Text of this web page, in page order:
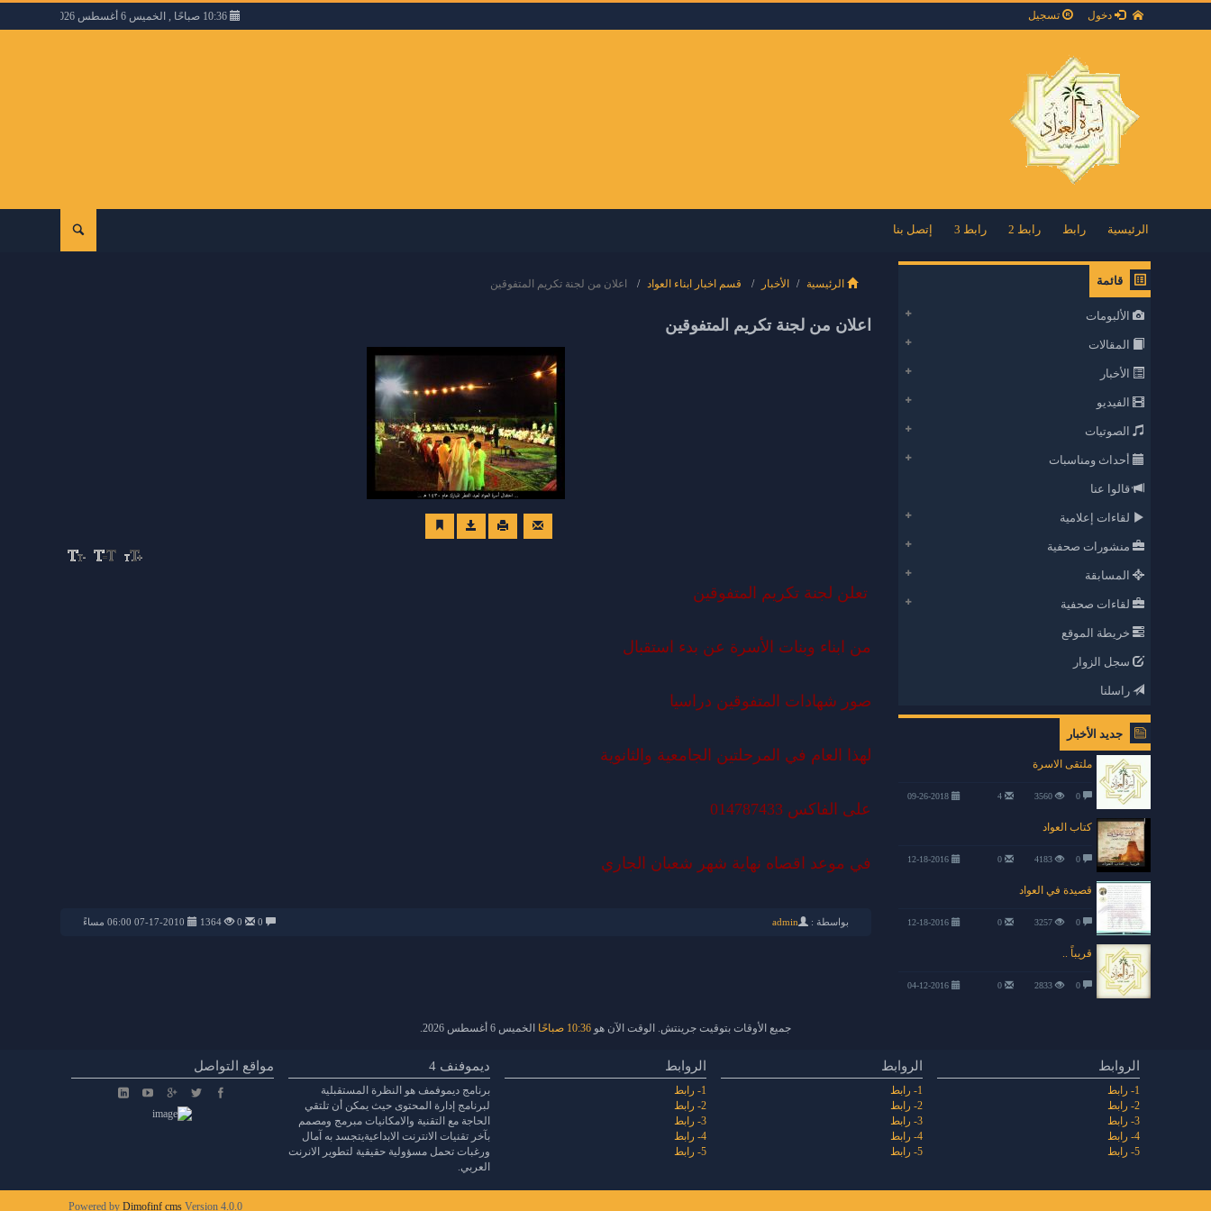
10:36 صباحًا , الخميس 6 أغسطس 2026 دخول تسجيل
الرئيسية رابط رابط 2 رابط 3 إتصل بنا
قائمة
الألبومات
المقالات
الأخبار
الفيديو
الصوتيات
أحداث ومناسبات
قالوا عنا
لقاءات إعلامية
منشورات صحفية
المسابقة
لقاءات صحفية
خريطة الموقع
سجل الزوار
راسلنا
جديد الأخبار
ملتقى الاسرة
09-26-2018 0
3560
4
كتاب العواد
12-18-2016 0
4183
0
قصيدة في العواد
12-18-2016 0
3257
0
قريباً ..
04-12-2016 0
2833
0
الرئيسية الأخبار قسم اخبار ابناء العواد اعلان من لجنة تكريم المتفوقين
اعلان من لجنة تكريم المتفوقين
تعلن لجنة تكريم المتفوقين
من ابناء وبنات الأسرة عن بدء استقبال
صور شهادات المتفوقين دراسيا
لهذا العام في المرحلتين الجامعية والثانوية
على الفاكس 014787433
في موعد اقصاه نهاية شهر شعبان الجاري
بواسطة : admin
0
0
1364 07-17-2010 06:00 مساءً
جميع الأوقات بتوقيت جرينتش. الوقت الآن هو 10:36 صباحًا الخميس 6 أغسطس 2026.
الروابط
1- رابط
2- رابط
3- رابط
4- رابط
5- رابط
الروابط
1- رابط
2- رابط
3- رابط
4- رابط
5- رابط
الروابط
1- رابط
2- رابط
3- رابط
4- رابط
5- رابط
ديموفنف 4
برنامج ديموفمف هو النظرة المستقبلية
لبرنامج إدارة المحتوى حيث يمكن أن تلتقي
الحاجة مع التقنية والامكانيات مبرمج ومصمم
بآخر تقنيات الانترنت الابداعيةيتجسد به آمال
ورغبات تحمل مسؤولية حقيقية لتطوير الانرنت
العربي.
مواقع التواصل
Powered byDimofinf cms Version 4.0.0